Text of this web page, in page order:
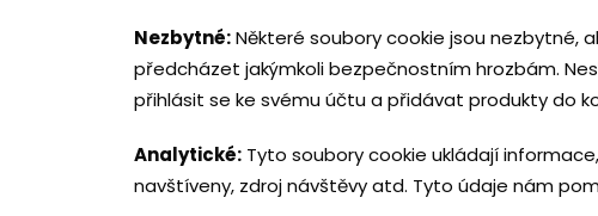
Nezbytné:Některé soubory cookie jsou nezbytné,
předcházet jakýmkoli bezpečnostním hrozbám.
přihlásit se ke svému účtu a přidávat produkty do
Analytické: Tyto soubory cookie ukládají
navštíveny, zdroj návštěvy atd. Tyto údaje nám